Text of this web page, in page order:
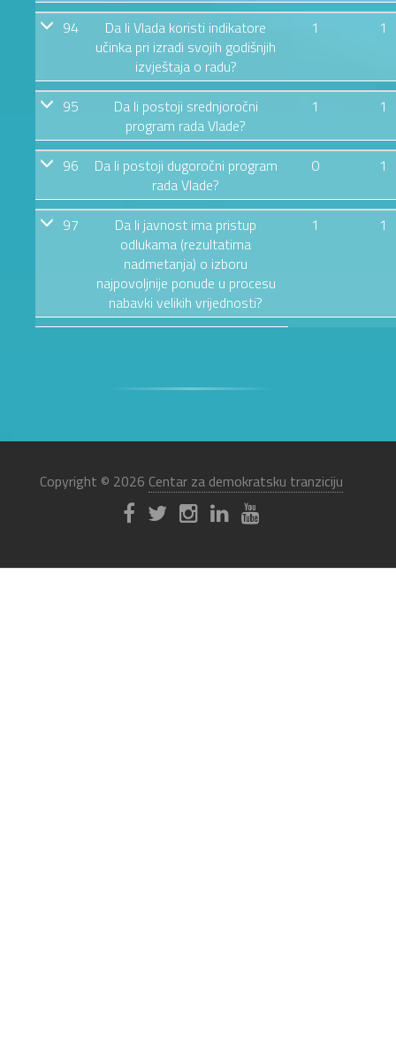
94
Da li Vlada koristi indikatore
učinka pri izradi svojih godišnjih
izvještaja o radu?
1 1
95
Da li postoji srednjoročni
program rada Vlade?
1 1
96
Da li postoji dugoročni program
rada Vlade?
0 1
97
Da li javnost ima pristup
odlukama (rezultatima
nadmetanja) o izboru
najpovoljnije ponude u procesu
nabavki velikih vrijednosti?
1 1
Copyright © 2026 Centar za demokratsku tranziciju